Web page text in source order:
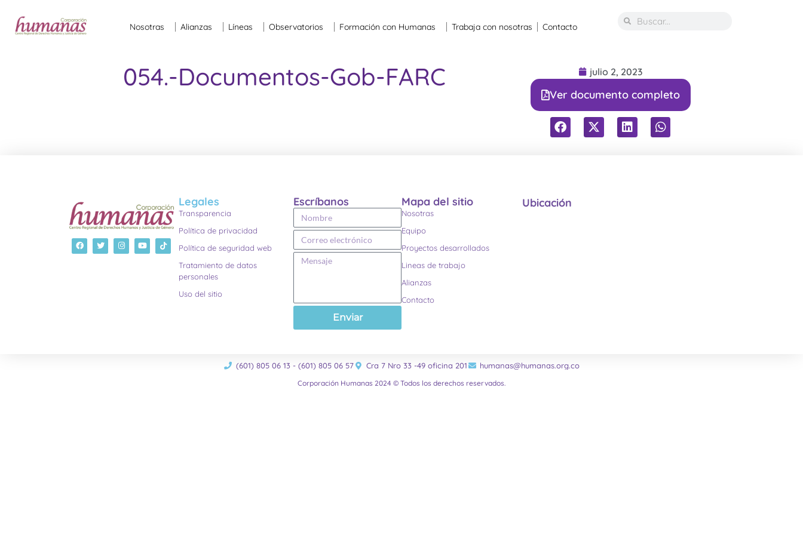
Nosotras Alianzas Líneas Observatorios Formación con Humanas Trabaja con nosotras Contacto
054.-Documentos-Gob-FARC julio 2, 2023
Ver documento completo
Legales
Transparencia
Política de privacidad
Política de seguridad web
Tratamiento de datos
personales
Uso del sitio
Escríbanos
Enviar
Mapa del sitio
Nosotras
Equipo
Proyectos desarrollados
Lineas de trabajo
Alianzas
Contacto
Ubicación
(601) 805 06 13 - (601) 805 06 57 Cra 7 Nro 33 -49 oficina 201 humanas@humanas.org.co
Corporación Humanas 2024 © Todos los derechos reservados.